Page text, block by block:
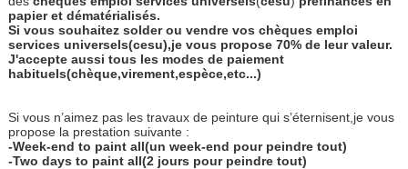
papier et dématérialisés.
Si vous souhaitez solder ou vendre vos chèques emploi
services universels(cesu),je vous propose 70% de leur valeur.
J'accepte aussi tous les modes de paiement
habituels(chèque,virement,espèce,etc...)
Si vous n’aimez pas les travaux de peinture qui s’éternisent,je vous
propose la prestation suivante :
-Week-end to paint all(un week-end pour peindre tout)
-Two days to paint all(2 jours pour peindre tout)